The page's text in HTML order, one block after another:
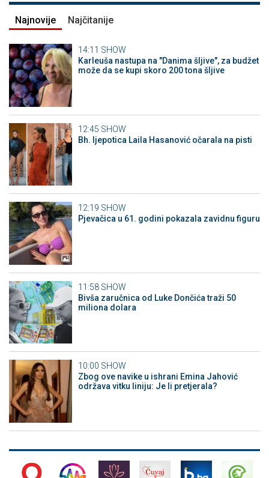
Najnovije Najčitanije
14:11 SHOW
Karleuša nastupa na "Danima šljive", za budžet
može da se kupi skoro 200 tona šljive
12:45 SHOW
Bh. ljepotica Laila Hasanović očarala na pisti
12:19 SHOW
Pjevačica u 61. godini pokazala zavidnu figuru
11:58 SHOW
Bivša zaručnica od Luke Dončića traži 50
miliona dolara
10:00 SHOW
Zbog ove navike u ishrani Emina Jahović
održava vitku liniju: Je li pretjerala?